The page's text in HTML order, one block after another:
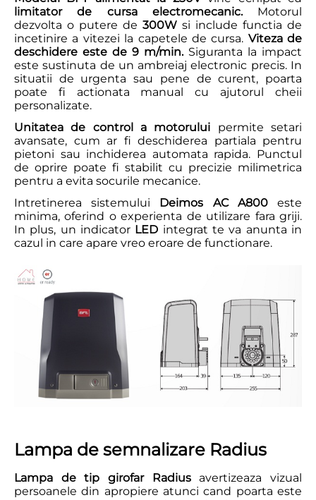
limitator de cursa electromecanic.Motorul
dezvolta o putere de 300W si include functia de
incetinire a vitezei la capetele de cursa. Viteza de
deschidere este de 9 m/min.Siguranta la impact
este sustinuta de un ambreiaj electronic precis. In
situatii de urgenta sau pene de curent, poarta
poate fi actionata manual cu ajutorul cheii
personalizate.
Unitatea de control a motorului permite setari
avansate, cum ar fi deschiderea partiala pentru
pietoni sau inchiderea automata rapida. Punctul
de oprire poate fi stabilit cu precizie milimetrica
pentru a evita socurile mecanice.
Intretinerea sistemului Deimos AC A800este
minima, oferind o experienta de utilizare fara griji.
In plus, un indicator LED integrat te va anunta in
cazul in care apare vreo eroare de functionare.
Lampa de semnalizare Radius
Lampa de tip girofar Radiusavertizeaza vizual
persoanele din apropiere atunci cand poarta este